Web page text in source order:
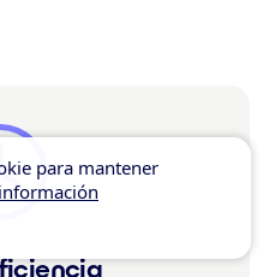
para mantener